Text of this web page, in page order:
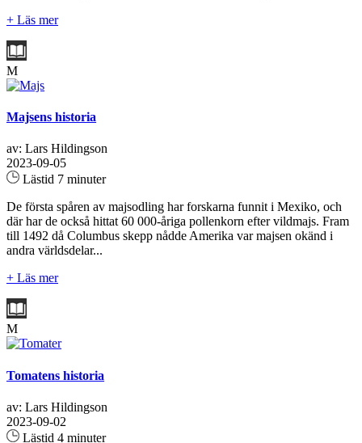
+ Läs mer
M
Majsens historia
av: Lars Hildingson
2023-09-05
Lästid 7 minuter
De första spåren av majsodling har forskarna funnit i Mexiko, och
där har de också hittat 60 000-åriga pollenkorn efter vildmajs. Fram
till 1492 då Columbus skepp nådde Amerika var majsen okänd i
andra världsdelar...
+ Läs mer
M
Tomatens historia
av: Lars Hildingson
2023-09-02
Lästid 4 minuter